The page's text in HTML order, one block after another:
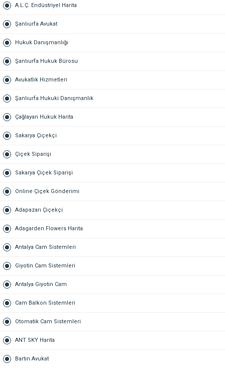
A.L.Ç. Endüstriyel Harita
Şanlıurfa Avukat
Hukuk Danışmanlığı
Şanlıurfa Hukuk Bürosu
Avukatlık Hizmetleri
Şanlıurfa Hukuki Danışmanlık
Çağlayan Hukuk Harita
Sakarya Çiçekçi
Çiçek Siparişi
Sakarya Çiçek Siparişi
Online Çiçek Gönderimi
Adapazarı Çiçekçi
Adagarden Flowers Harita
Antalya Cam Sistemleri
Giyotin Cam Sistemleri
Antalya Giyotin Cam
Cam Balkon Sistemleri
Otomatik Cam Sistemleri
ANT SKY Harita
Bartın Avukat